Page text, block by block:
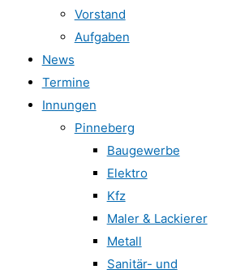
Vorstand
Aufgaben
News
Termine
Innungen
Pinneberg
Baugewerbe
Elektro
Kfz
Maler & Lackierer
Metall
Sanitär- und